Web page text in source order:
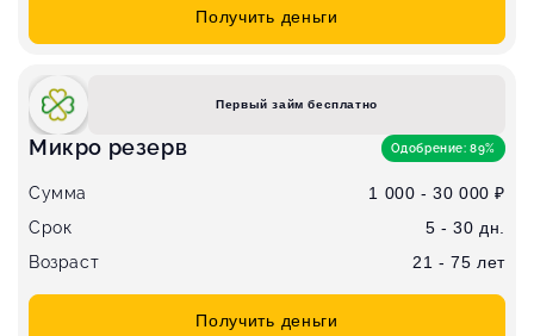
Получить деньги
Первый займ бесплатно
Микро резерв Одобрение: 89%
Сумма
1 000 - 30 000 ₽
Срок
5 - 30 дн.
Возраст
21 - 75 лет
Получить деньги